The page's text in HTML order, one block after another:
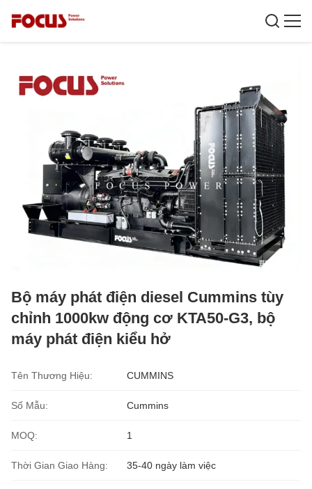
Bộ máy phát điện diesel Cummins tùy
chỉnh 1000kw động cơ KTA50-G3, bộ
máy phát điện kiểu hở
Tên Thương Hiệu: CUMMINS
Số Mẫu: Cummins
MOQ: 1
Thời Gian Giao Hàng: 35-40 ngày làm việc